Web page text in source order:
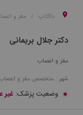
داکتاپ مغز و
دکتر جلال بریمانی
مغز و اعصاب
شهر : متخصص مغز و اعصاب
وضعیت پزشک: غیر